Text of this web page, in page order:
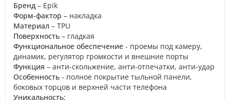
Бренд – Epik
Форм-фактор – накладка
Материал – TPU
Поверхность – гладкая
Функциональное обеспечение - проемы под камеру,
динамик, регулятор громкости и внешние порты
Функция – анти-скольжение, анти-отпечатки, анти-удар
Особенность - полное покрытие тыльной панели,
боковых торцов и верхней части телефона
Уникальность: